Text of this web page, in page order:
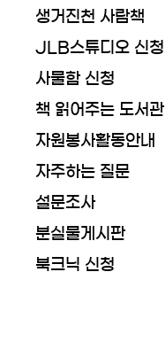
생거진천 사람책
JLB스튜디오 신청
사물함 신청
책 읽어주는 도서관
자원봉사활동안내
자주하는 질문
설문조사
분실물게시판
북크닉 신청